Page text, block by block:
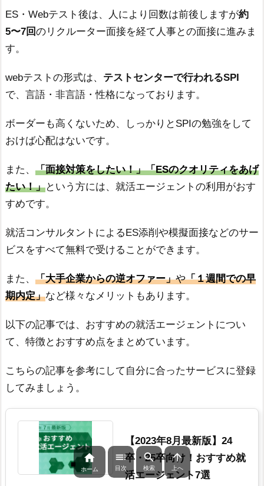
ES・Webテスト後は、人により回数は前後しますが約
5〜7回のリクルーター面接を経て人事との面接に進みま
す。
webテストの形式は、 テストセンターで行われるSPI
で、言語・非言語・性格になっております。
ボーダーも高くないため、しっかりとSPIの勉強をして
おけば心配はないです。
また、 「面接対策をしたい！」「ESのクオリティをあげ
たい！」という方には、就活エージェントの利用がおす
すめです。
就活コンサルタントによるES添削や模擬面接などのサー
ビスをすべて無料で受けることができます。
また、 「大手企業からの逆オファー」や「１週間での早
期内定」など様々なメリットもあります。
以下の記事では、おすすめの就活エージェントについ
て、特徴とおすすめ点をまとめています。
こちらの記事を参考にして自分に合ったサービスに登録
してみましょう。
【2023年8月最新版】24
卒・25卒向け！おすすめ就
活エージェント7選

ホーム

目次

検索

上へ